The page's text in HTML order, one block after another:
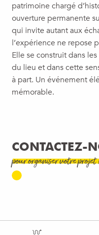
patrimoine chargé
ouverture permanente
qui invite autant aux
l’expérience ne repose
Elle se construit dans
du lieu et dans cette
à part. Un événement
mémorable.
CONTACTEZ-
pour organiser votre